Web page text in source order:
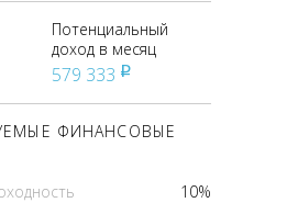
Потенциальный
доход в месяц
579 333 pуб
ФИНАНСОВЫЕ
10%